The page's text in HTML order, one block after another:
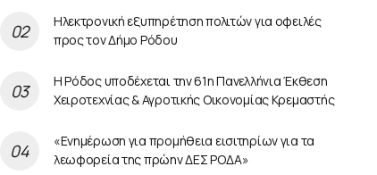
Ηλεκτρονική εξυπηρέτηση πολιτών για οφειλές
προς τον Δήμο Ρόδου
Η Ρόδος υποδέχεται την 61η Πανελλήνια Έκθεση
Χειροτεχνίας & Αγροτικής Οικονομίας Κρεμαστής
«Ενημέρωση για προμήθεια εισιτηρίων για τα
λεωφορεία της πρώην ΔΕΣ ΡΟΔΑ»